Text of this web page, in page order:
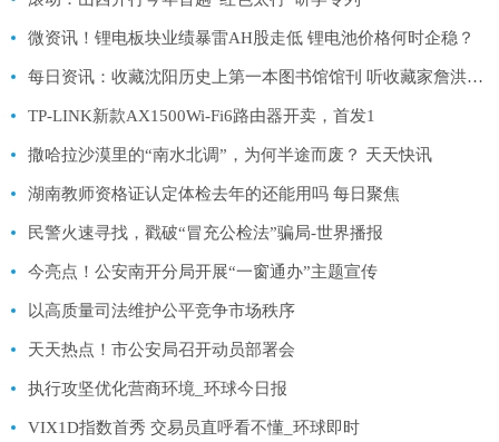
微资讯！锂电板块业绩暴雷AH股走低 锂电池价格何时企稳？
每日资讯：收藏沈阳历史上第一本图书馆馆刊 听收藏家詹洪阁讲述图书的故事
TP-LINK新款AX1500Wi-Fi6路由器开卖，首发1
撒哈拉沙漠里的“南水北调”，为何半途而废？ 天天快讯
湖南教师资格证认定体检去年的还能用吗 每日聚焦
民警火速寻找，戳破“冒充公检法”骗局-世界播报
今亮点！公安南开分局开展“一窗通办”主题宣传
以高质量司法维护公平竞争市场秩序
天天热点！市公安局召开动员部署会
执行攻坚优化营商环境_环球今日报
VIX1D指数首秀 交易员直呼看不懂_环球即时